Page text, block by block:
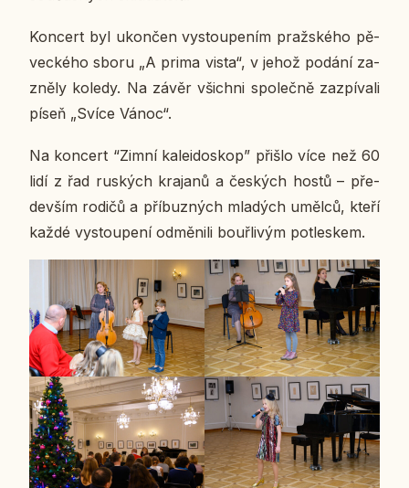
Kon­cert byl ukon­čen vy­stou­pe­ním praž­ské­ho pě­
vec­ké­ho sboru „A prima vista“, v jehož podání za­
zně­ly koledy. Na závěr všich­ni spo­leč­ně za­zpí­va­li
píseň „Svíce Vánoc“.
Na kon­cert “Zimní ka­lei­do­skop” přišlo více než 60
lidí z řad rus­kých kra­ja­nů a čes­kých hostů – pře­
de­vším rodičů a pří­buz­ných mla­dých umělců, kteří
každé vy­stou­pe­ní od­mě­ni­li bouř­li­vým po­tles­kem.